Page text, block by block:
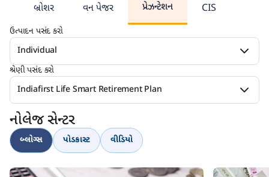
બ્રોશર વન પેજર પ્રેઝન્ટેશન CIS
ઉત્પાદન પસંદ કરો
Individual
શ્રેણી પસંદ કરો
Indiafirst Life Smart Retirement Plan
નોલેજ સેન્ટર
બ્લોગ્સ પોડકાસ્ટ વીડિયો